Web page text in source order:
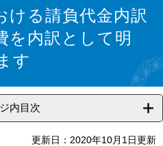
ける請負代金内訳
を内訳として明
す
内目次
更新日：2020年10月1日更新